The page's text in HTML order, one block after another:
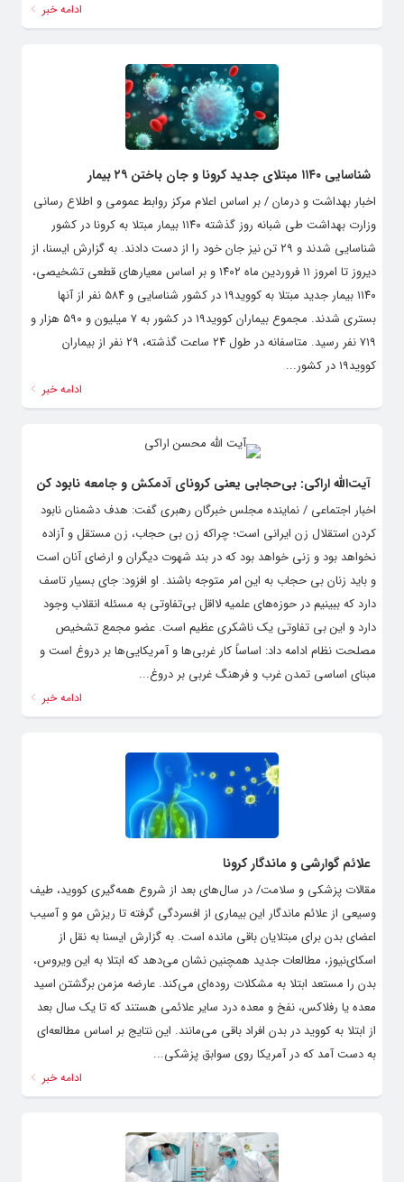
ادامه خبر
شناسایی ۱۱۴۰ مبتلای جدید کرونا و جان باختن ۲۹ بیمار
اخبار بهداشت و درمان / بر اساس اعلام مرکز روابط عمومی و اطلاع رسانی
وزارت بهداشت طی شبانه روز گذشته ۱۱۴۰ بیمار مبتلا به کرونا در کشور
شناسایی شدند و ۲۹ تن نیز جان خود را از دست دادند. به گزارش ایسنا، از
دیروز تا امروز ۱۱ فروردین ماه ۱۴۰۲ و بر اساس معیارهای قطعی تشخیصی،
۱۱۴۰ بیمار جدید مبتلا به کووید۱۹ در کشور شناسایی و ۵۸۴ نفر از آنها
بستری شدند. مجموع بیماران کووید۱۹ در کشور به ۷ میلیون و ۵۹۰ هزار و
۷۱۹ نفر رسید. متاسفانه در طول ۲۴ ساعت گذشته، ۲۹ نفر از بیماران
کووید۱۹ در کشور...
ادامه خبر
آیت‌الله اراکی: بی‌حجابی یعنی کرونای آدمکش و جامعه نابود کن
اخبار اجتماعی / نماینده مجلس خبرگان رهبری گفت: هدف دشمنان نابود
کردن استقلال زن ایرانی است؛ چراکه زن بی حجاب، زن مستقل و آزاده
نخواهد بود و زنی خواهد بود که در بند شهوت دیگران و ارضای آنان است
و باید زنان بی حجاب به این امر متوجه باشند. او افزود: جای بسیار تاسف
دارد که ببینیم در حوزه‌های علمیه لااقل بی‌تفاوتی به مسئله انقلاب وجود
دارد و این بی تفاوتی یک ناشکری عظیم است. عضو مجمع تشخیص
مصلحت نظام ادامه داد: اساساً کار غربی‌ها و آمریکایی‌ها بر دروغ است و
مبنای اساسی تمدن غرب و فرهنگ غربی بر دروغ...
ادامه خبر
علائم گوارشی و ماندگار کرونا
مقالات پزشکی و سلامت/ در سال‌های بعد از شروع همه‌گیری کووید، طیف
وسیعی از علائم ماندگار این بیماری از افسردگی گرفته تا ریزش مو و آسیب
اعضای بدن برای مبتلایان باقی مانده است. به گزارش ایسنا به نقل از
اسکای‌نیوز، مطالعات جدید همچنین نشان می‌دهد که ابتلا به این ویروس،
بدن را مستعد ابتلا به مشکلات روده‌ای می‌کند. عارضه مزمن برگشتن اسید
معده یا رفلاکس، نفخ و معده درد سایر علائمی‌ هستند که تا یک‌ سال بعد
از ابتلا به کووید در بدن افراد باقی می‌مانند. این نتایج بر اساس مطالعه‌ای
به دست آمد که در آمریکا روی سوابق پزشکی...
ادامه خبر